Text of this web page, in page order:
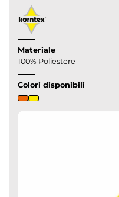
Materiale
100% Poliestere
Colori disponibili